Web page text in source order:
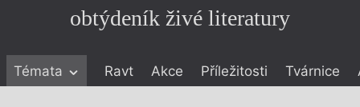
obtýdeník živé literatury
Témata Ravt Akce Příležitosti Tvárnice